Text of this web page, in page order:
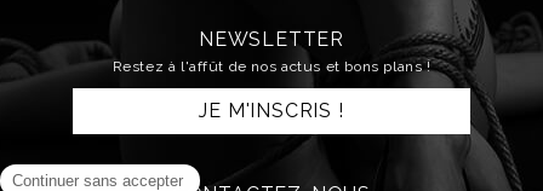
NEWSLETTER
Restez à l'affût de nos actus et bons plans !
JE M'INSCRIS !